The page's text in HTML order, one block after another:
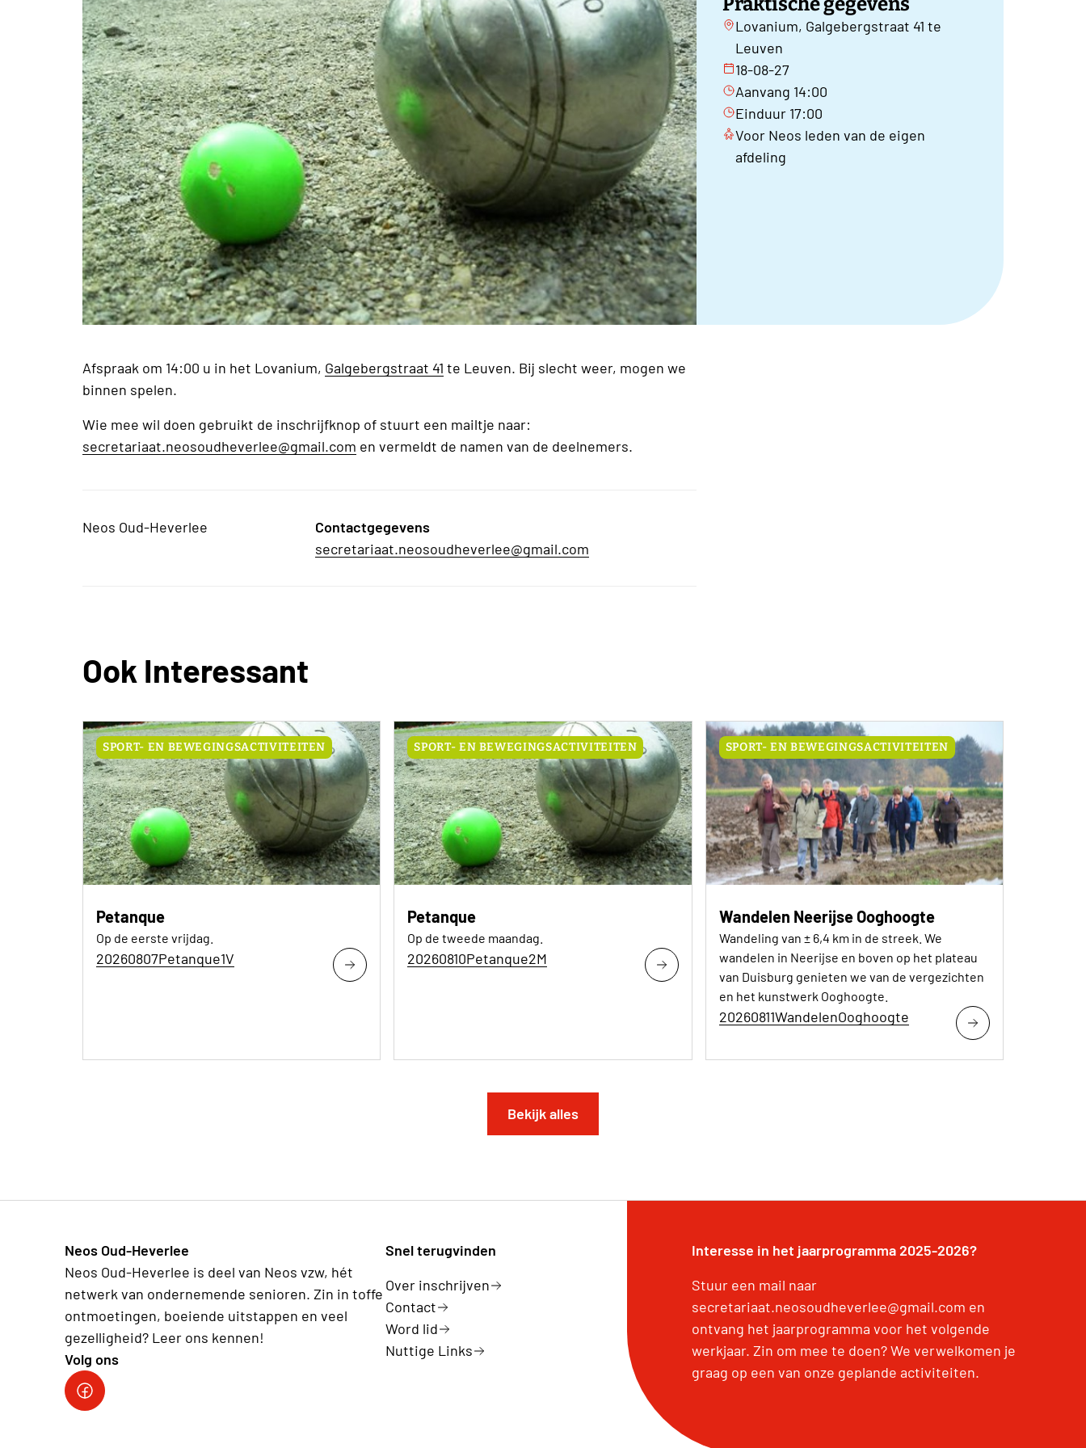
Lovanium, Galgebergstraat 41 te
Leuven
18-08-27
Aanvang 14:00
Einduur 17:00
Voor Neos leden van de eigen
afdeling
Afspraak om 14:00 u in het Lovanium, Galgebergstraat 41 te Leuven. Bij slecht weer, mogen we
binnen spelen.
Wie mee wil doen gebruikt de inschrijfknop of stuurt een mailtje naar:
secretariaat.neosoudheverlee@gmail.com en vermeldt de namen van de deelnemers.
Neos Oud-Heverlee
Contactgegevens
secretariaat.neosoudheverlee@gmail.com
Ook Interessant
SPORT- EN BEWEGINGSACTIVITEITEN
Petanque
Op de eerste vrijdag.
20260807Petanque1V
SPORT- EN BEWEGINGSACTIVITEITEN
Petanque
Op de tweede maandag.
20260810Petanque2M
SPORT- EN BEWEGINGSACTIVITEITEN
Wandelen Neerijse Ooghoogte
Wandeling van ± 6,4 km in de streek. We
wandelen in Neerijse en boven op het plateau
van Duisburg genieten we van de vergezichten
en het kunstwerk Ooghoogte.
20260811WandelenOoghoogte
Bekijk alles
Neos Oud-Heverlee
Neos Oud-Heverlee is deel van Neos vzw, hét
netwerk van ondernemende senioren. Zin in toffe
ontmoetingen, boeiende uitstappen en veel
gezelligheid? Leer ons kennen!
Volg ons
Facebook
Snel terugvinden
Over inschrijven
Contact
Word lid
Nuttige Links
Interesse in het jaarprogramma 2025-2026?
Stuur een mail naar
secretariaat.neosoudheverlee@gmail.com en
ontvang het jaarprogramma voor het volgende
werkjaar. Zin om mee te doen? We verwelkomen je
graag op een van onze geplande activiteiten.